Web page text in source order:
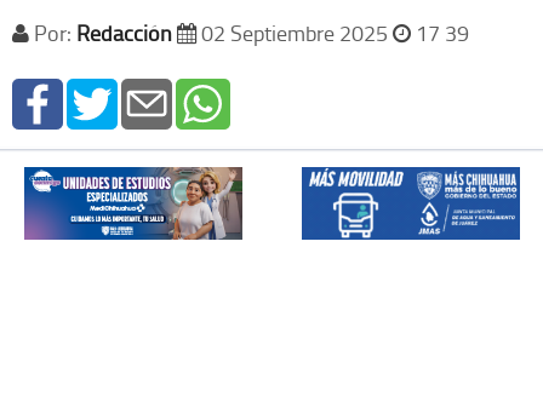
Por: Redacción 02 Septiembre 2025 17 39